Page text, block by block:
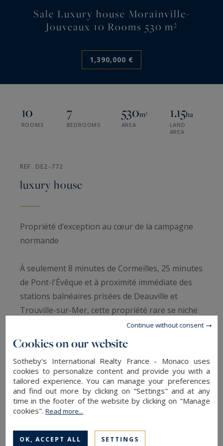
Sale Luxury house Morainville-
Jouveaux 10 Rooms 530 m²
1,390,000 €
10
ROOMS
7
BEDROOMS
530m²
AREA
1.15ha
LAND
AREA
REF. DE2-772
luxury house
Propriété d’exception au cœur de la campagne
normande
À seulement 8 minutes de Cormeilles, 25 minutes
de Pont-l'Évêque et à proximité immédiate des
stations balnéaires prisées de Deauville et
Trouville-sur-Mer, cette propriété rare se niche
dans un environnement champêtre préservé, au
calme absolu, en fond d’impasse et à l’abri de
Implanté sur un domaine de plus de 1,14
hectare, ce remarquable ensemble immobilier
développe environ 530 m² habitables répartis en
typiquement normande. L’ensemble s’organise
Cookies on our website
Sotheby's International Realty France - Monaco uses
cookies to personalize content and provide you with a
tailored experience. You can manage your preferences
and find out more by clicking on "Settings" and at any
time in the footer of the website by clicking on "Manage
cookies".Read more...
OK, ACCEPT ALL SETTINGS
Continue without consent